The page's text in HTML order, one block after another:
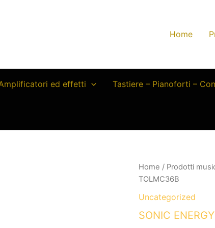
Home
ed effetti Tastiere – Pianoforti –
Home / Prodotti
TOLMC36B
Uncategorized
SONIC